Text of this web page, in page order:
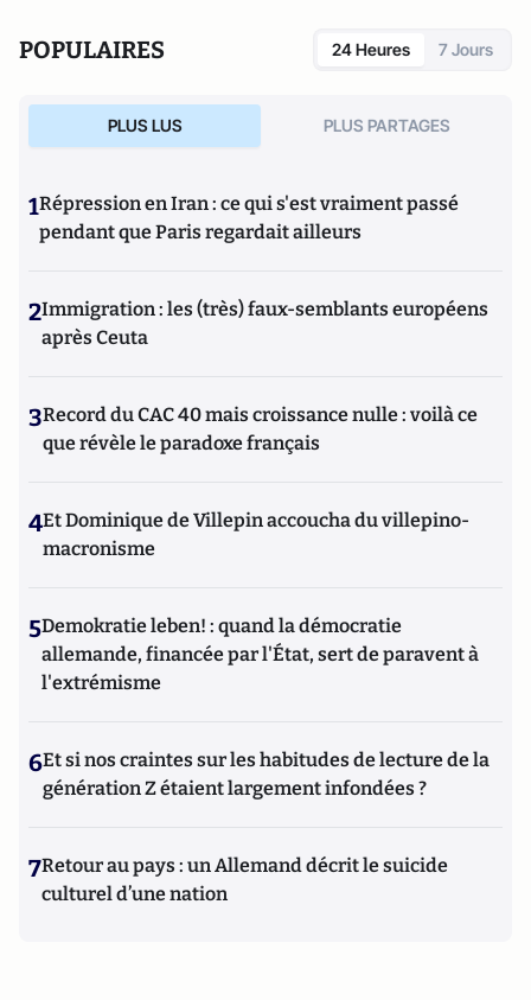
POPULAIRES 24 Heures 7 Jours
PLUS LUS PLUS PARTAGES
1Répression en Iran : ce qui s'est vraiment passé
pendant que Paris regardait ailleurs
2Immigration : les (très) faux-semblants européens
après Ceuta
3Record du CAC 40 mais croissance nulle : voilà ce
que révèle le paradoxe français
4Et Dominique de Villepin accoucha du villepino-
macronisme
5Demokratie leben! : quand la démocratie
allemande, financée par l'État, sert de paravent à
l'extrémisme
6Et si nos craintes sur les habitudes de lecture de la
génération Z étaient largement infondées ?
7Retour au pays : un Allemand décrit le suicide
culturel d’une nation